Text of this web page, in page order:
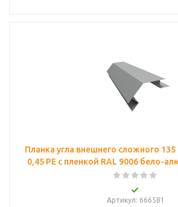
Планка угла внешнего сложного 135
0,45 PE с пленкой RAL 9006 бело-
Артикул: 666581